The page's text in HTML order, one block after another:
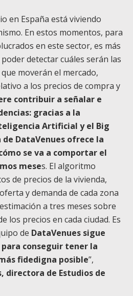
en España está viviendo
En estos momentos, para
en este sector, es más
detectar cuáles serán las
moverán el mercado,
a los precios de compra y
contribuir a señalar e
gracias a la
Artificial y el Big
DataVenues ofrece la
se va a comportar el
meses. El algoritmo
de precios de la vivienda,
y demanda de cada zona
a tres meses sobre
los precios en cada ciudad. Es
de DataVenues sigue
conseguir tener la
fidedigna posible”,
directora de Estudios de